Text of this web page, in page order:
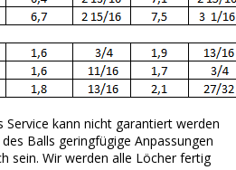
Service kann nicht garantiert werden
Balls geringfügige Anpassungen
sein. Wir werden alle Löcher fertig